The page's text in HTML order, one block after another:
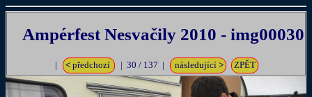
Ampérfest Nesvačily 2010 - img00030
<předchozí | 30 / 137 | následující > ZPĚT